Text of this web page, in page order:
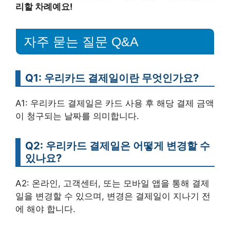
리할 차례예요!
자주 묻는 질문 Q&A
Q1: 우리카드 결제일이란 무엇인가요?
A1: 우리카드 결제일은 카드 사용 후 해당 결제 금액
이 청구되는 날짜를 의미합니다.
Q2: 우리카드 결제일은 어떻게 변경할 수
있나요?
A2: 온라인, 고객센터, 또는 모바일 앱을 통해 결제
일을 변경할 수 있으며, 변경은 결제일이 지나기 전
에 해야 합니다.